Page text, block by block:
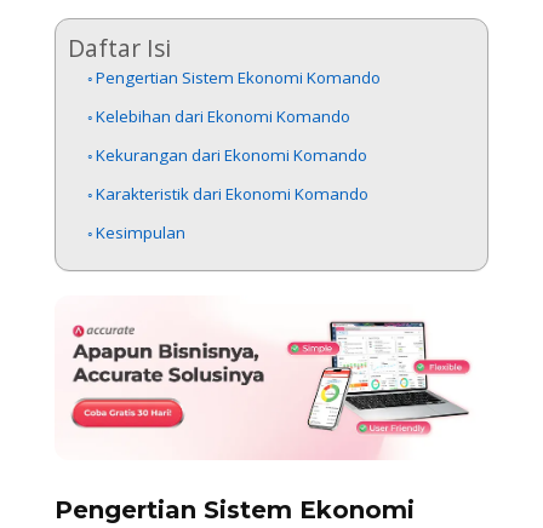
Daftar Isi
Pengertian Sistem Ekonomi Komando
Kelebihan dari Ekonomi Komando
Kekurangan dari Ekonomi Komando
Karakteristik dari Ekonomi Komando
Kesimpulan
Pengertian Sistem Ekonomi